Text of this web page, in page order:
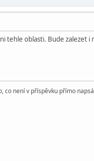
oblasti. Bude zalezet i
co není v příspěvku přímo